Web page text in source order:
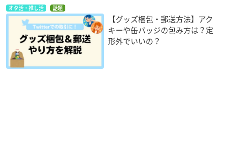
オタ活・推し活 話題
【グッズ梱包・郵送方法】アク
キーや缶バッジの包み方は？定
形外でいいの？